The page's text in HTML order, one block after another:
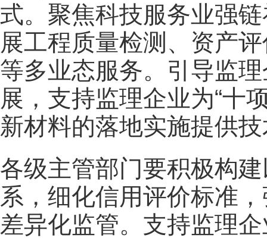
式。聚焦科技服务业强
展工程质量检测、资产
等多业态服务。引导监
展，支持监理企业为“十
新材料的落地实施提供
各级主管部门要积极构
系，细化信用评价标准
差异化监管。支持监理